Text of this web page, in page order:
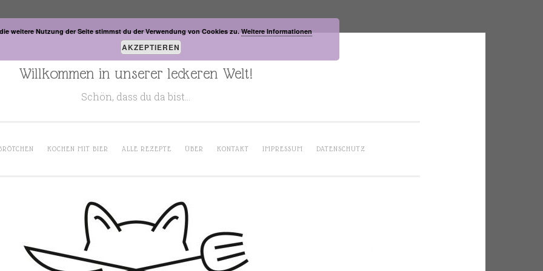
Willkommen in unserer leckeren Welt!
Schön, dass du da bist…
KOCHEN MIT BIER ALLE REZEPTE ÜBER KONTAKT IMPRESSUM DATENSCHUTZ
weitere Nutzung der Seite stimmst du der Verwendung von Cookies zu. Weitere Informationen
AKZEPTIEREN